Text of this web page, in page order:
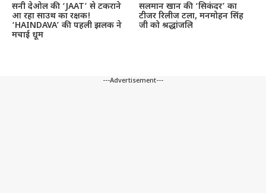
सनी देओल की ‘JAAT’ से टकराने
आ रहा साउथ का रक्षक!
‘HAINDAVA’ की पहली झलक ने
मचाई धूम
सलमान खान की ‘सिकंदर’ का
टीजर रिलीज टला, मनमोहन सिंह
जी को श्रद्धांजलि
---Advertisement---